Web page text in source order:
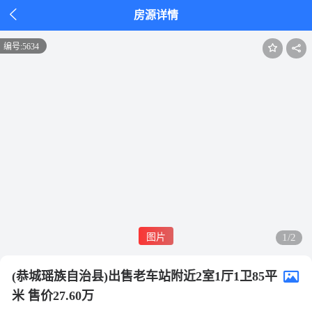
 房源详情
1/2
图片
编号:5634
(恭城瑶族自治县)出售老车站附近2室1厅1卫85平
米 售价27.60万